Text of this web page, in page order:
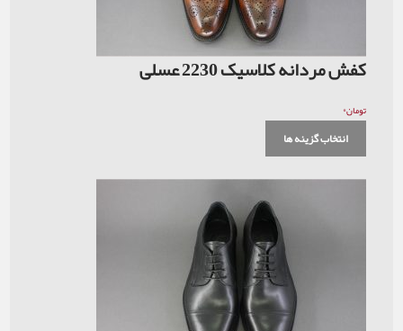
کفش مردانه کلاسیک 2230 عسلی
تومان۰
انتخاب گزینه ها